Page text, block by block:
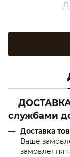
службами
Доставка
Ваше
замовлення